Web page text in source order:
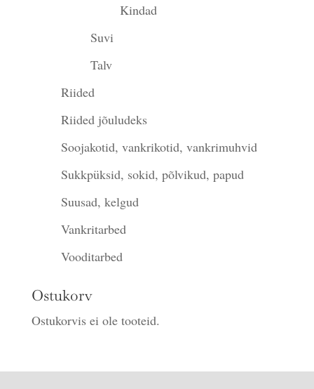
Kindad
Suvi
Talv
Riided
Riided jõuludeks
Soojakotid, vankrikotid, vankrimuhvid
Sukkpüksid, sokid, põlvikud, papud
Suusad, kelgud
Vankritarbed
Vooditarbed
Ostukorv
Ostukorvis ei ole tooteid.